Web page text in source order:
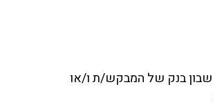
בנק של המבקש/ת ו/או